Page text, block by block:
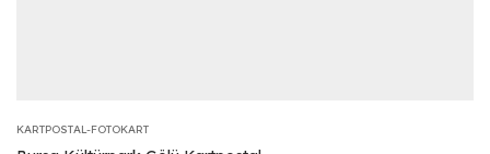
KARTPOSTAL-FOTOKART